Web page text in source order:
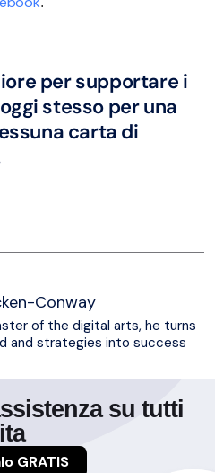
per supportare i
stesso per una
carta di
Conway
of the digital arts, he turns
and strategies into success
su tutti
GRATIS